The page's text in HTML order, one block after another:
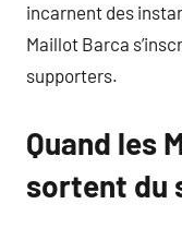
incarnent des
Maillot Barca
supporters.
Quand les
sortent du